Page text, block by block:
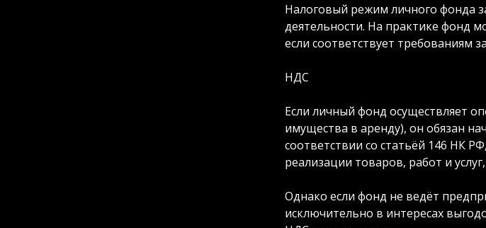
Налоговый режим личного фонда
деятельности. На практике фонд
если соответствует требованиям
НДС
Если личный фонд осуществляет
имущества в аренду), он обязан
соответствии со статьёй 146 НК
реализации товаров, работ и
Однако если фонд не ведёт
исключительно в интересах